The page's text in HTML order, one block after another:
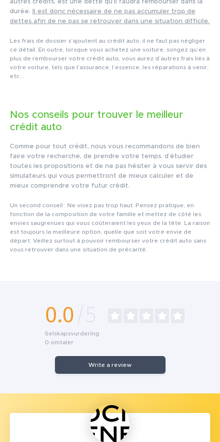
autres crédits, est une dette qu’il faudra rembourser dans la
durée.
Il est donc nécessaire de ne pas accumuler trop de
dettes afin de ne pas se retrouver dans une situation difficile.
Les frais de dossier s’ajoutent au crédit auto, il ne faut pas négliger
ce détail. En outre, lorsque vous achetez une voiture, songez qu’en
plus de rembourser votre crédit auto, vous aurez d’autres frais liés à
votre voiture, tels que l’assurance, l’essence, les réparations à venir,
etc…
Nos conseils pour trouver le meilleur
crédit auto
Comme pour tout crédit, nous vous recommandons de bien
faire votre recherche, de prendre votre temps, d’étudier
toutes les propositions et de ne pas hésiter à vous servir des
simulateurs qui vous permettront de mieux calculer et de
mieux comprendre votre futur crédit.
Un second conseil : Ne visez pas trop haut. Pensez pratique, en
fonction de la composition de votre famille et mettez de côté les
envies saugrenues qui vous coûteraient les yeux de la tête. La raison
est toujours la meilleure option, quelle que soit votre envie de
départ. Veillez surtout à pouvoir rembourser votre crédit auto sans
vous retrouver dans une situation de précarité.
0.0/5
Selskapsvurdering
0 omtaler
Write a review